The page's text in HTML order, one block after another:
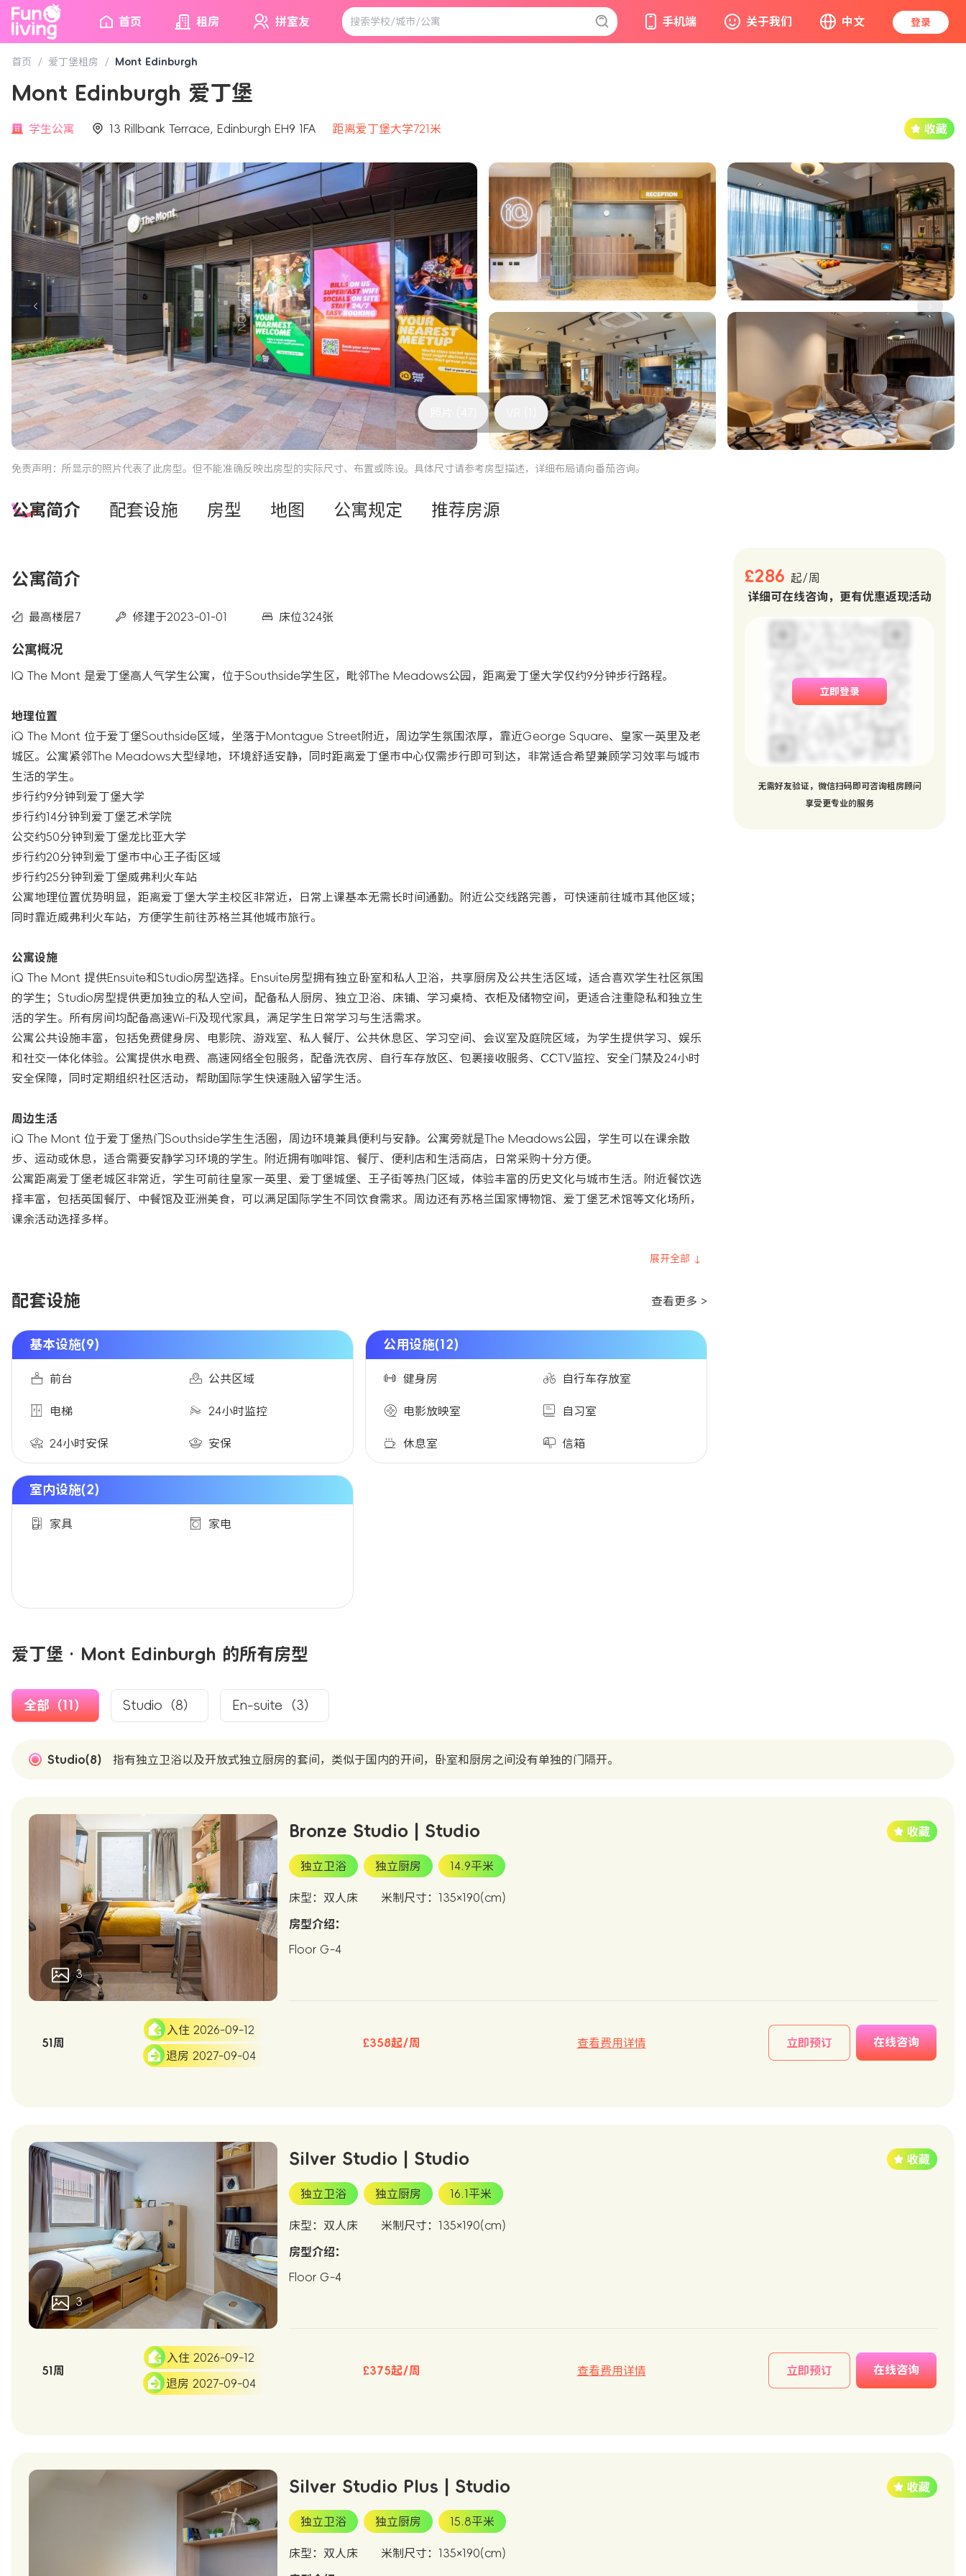
首页 租房 拼室友 手机端 关于我们 中文 登录
首页 / 爱丁堡租房 / Mont Edinburgh
Mont Edinburgh 爱丁堡
学生公寓 13 Rillbank Terrace, Edinburgh EH9 1FA 距离爱丁堡大学721米
免责声明：所显示的照片代表了此房型。但不能准确反映出房型的实际尺寸、布置或陈设。具体尺寸请参考房型描述，详细布局请向番茄咨询。
公寓简介 配套设施 房型 地图 公寓规定 推荐房源
公寓简介
最高楼层7 修建于2023-01-01 床位324张
公寓概况
IQ The Mont 是爱丁堡高人气学生公寓，位于Southside学生区，毗邻The Meadows公园，距离爱丁堡大学仅约9分钟步行路程。
地理位置
iQ The Mont 位于爱丁堡Southside区域，坐落于Montague Street附近，周边学生氛围浓厚，靠近George Square、皇家一英里及老
城区。公寓紧邻The Meadows大型绿地，环境舒适安静，同时距离爱丁堡市中心仅需步行即可到达，非常适合希望兼顾学习效率与城市
生活的学生。
步行约9分钟到爱丁堡大学
步行约14分钟到爱丁堡艺术学院
公交约50分钟到爱丁堡龙比亚大学
步行约20分钟到爱丁堡市中心王子街区域
步行约25分钟到爱丁堡威弗利火车站
公寓地理位置优势明显，距离爱丁堡大学主校区非常近，日常上课基本无需长时间通勤。附近公交线路完善，可快速前往城市其他区域；
同时靠近威弗利火车站，方便学生前往苏格兰其他城市旅行。
公寓设施
iQ The Mont 提供Ensuite和Studio房型选择。Ensuite房型拥有独立卧室和私人卫浴，共享厨房及公共生活区域，适合喜欢学生社区氛围
的学生；Studio房型提供更加独立的私人空间，配备私人厨房、独立卫浴、床铺、学习桌椅、衣柜及储物空间，更适合注重隐私和独立生
活的学生。所有房间均配备高速Wi-Fi及现代家具，满足学生日常学习与生活需求。
公寓公共设施丰富，包括免费健身房、电影院、游戏室、私人餐厅、公共休息区、学习空间、会议室及庭院区域，为学生提供学习、娱乐
和社交一体化体验。公寓提供水电费、高速网络全包服务，配备洗衣房、自行车存放区、包裹接收服务、CCTV监控、安全门禁及24小时
安全保障，同时定期组织社区活动，帮助国际学生快速融入留学生活。
周边生活
iQ The Mont 位于爱丁堡热门Southside学生生活圈，周边环境兼具便利与安静。公寓旁就是The Meadows公园，学生可以在课余散
步、运动或休息，适合需要安静学习环境的学生。附近拥有咖啡馆、餐厅、便利店和生活商店，日常采购十分方便。
公寓距离爱丁堡老城区非常近，学生可前往皇家一英里、爱丁堡城堡、王子街等热门区域，体验丰富的历史文化与城市生活。附近餐饮选
择丰富，包括英国餐厅、中餐馆及亚洲美食，可以满足国际学生不同饮食需求。周边还有苏格兰国家博物馆、爱丁堡艺术馆等文化场所，
课余活动选择多样。
展开全部 ↓
配套设施 查看更多 >
基本设施(9)
前台 公共区域
电梯 24小时监控
24小时安保 安保
公用设施(12)
健身房 自行车存放室
电影放映室 自习室
休息室 信箱
室内设施(2)
家具 家电
£286
起/周
详细可在线咨询，更有优惠返现活动
立即登录
无需好友验证，微信扫码即可咨询租房顾问
享受更专业的服务
爱丁堡 · Mont Edinburgh 的所有房型
全部（11） Studio（8） En-suite（3）
Studio(8) 指有独立卫浴以及开放式独立厨房的套间，类似于国内的开间，卧室和厨房之间没有单独的门隔开。
3
Bronze Studio | Studio
独立卫浴 独立厨房 14.9平米
床型：双人床 米制尺寸：135×190(cm)
房型介绍：
Floor G-4
51周
入住 2026-09-12
退房 2027-09-04
£358起/周 查看费用详情 立即预订 在线咨询
3
Silver Studio | Studio
独立卫浴 独立厨房 16.1平米
床型：双人床 米制尺寸：135×190(cm)
房型介绍：
Floor G-4
51周
入住 2026-09-12
退房 2027-09-04
£375起/周 查看费用详情 立即预订 在线咨询
Silver Studio Plus | Studio
独立卫浴 独立厨房 15.8平米
床型：双人床 米制尺寸：135×190(cm)